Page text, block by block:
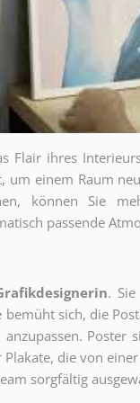
Flair ihres
einem Raum
können Sie
passende
.
bemüht sich, die
Poster
die von
sorgfältig